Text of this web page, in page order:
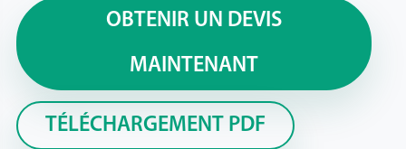
OBTENIR UN DEVIS
MAINTENANT
TÉLÉCHARGEMENT PDF